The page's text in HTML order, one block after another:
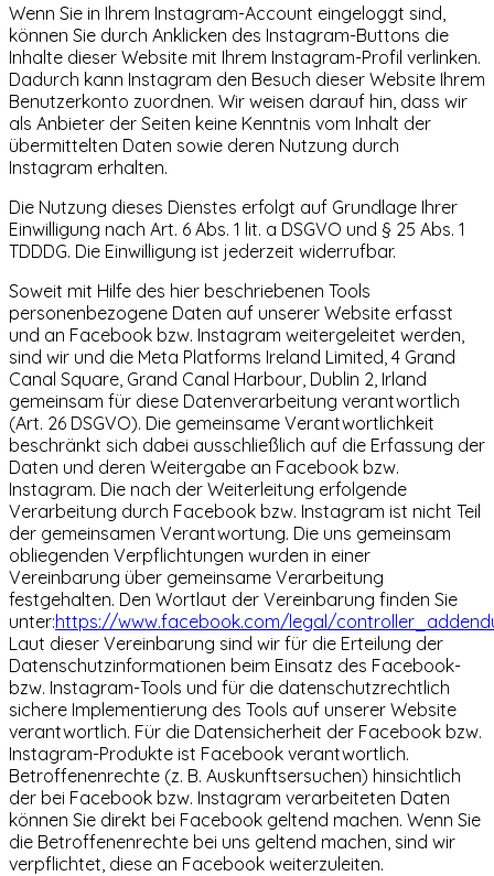
Wenn Sie in Ihrem Instagram-Account eingeloggt sind,
können Sie durch Anklicken des Instagram-Buttons die
Inhalte dieser Website mit Ihrem Instagram-Profil verlinken.
Dadurch kann Instagram den Besuch dieser Website Ihrem
Benutzerkonto zuordnen. Wir weisen darauf hin, dass wir
als Anbieter der Seiten keine Kenntnis vom Inhalt der
übermittelten Daten sowie deren Nutzung durch
Instagram erhalten.
Die Nutzung dieses Dienstes erfolgt auf Grundlage Ihrer
Einwilligung nach Art. 6 Abs. 1 lit. a DSGVO und § 25 Abs. 1
TDDDG. Die Einwilligung ist jederzeit widerrufbar.
Soweit mit Hilfe des hier beschriebenen Tools
personenbezogene Daten auf unserer Website erfasst
und an Facebook bzw. Instagram weitergeleitet werden,
sind wir und die Meta Platforms Ireland Limited, 4 Grand
Canal Square, Grand Canal Harbour, Dublin 2, Irland
gemeinsam für diese Datenverarbeitung verantwortlich
(Art. 26 DSGVO). Die gemeinsame Verantwortlichkeit
beschränkt sich dabei ausschließlich auf die Erfassung der
Daten und deren Weitergabe an Facebook bzw.
Instagram. Die nach der Weiterleitung erfolgende
Verarbeitung durch Facebook bzw. Instagram ist nicht Teil
der gemeinsamen Verantwortung. Die uns gemeinsam
obliegenden Verpflichtungen wurden in einer
Vereinbarung über gemeinsame Verarbeitung
festgehalten. Den Wortlaut der Vereinbarung finden Sie
unter:https://www.facebook.com/legal/
Laut dieser Vereinbarung sind wir für die Erteilung der
Datenschutzinformationen beim Einsatz des Facebook-
bzw. Instagram-Tools und für die datenschutzrechtlich
sichere Implementierung des Tools auf unserer Website
verantwortlich. Für die Datensicherheit der Facebook bzw.
Instagram-Produkte ist Facebook verantwortlich.
Betroffenenrechte (z. B. Auskunftsersuchen) hinsichtlich
der bei Facebook bzw. Instagram verarbeiteten Daten
können Sie direkt bei Facebook geltend machen. Wenn Sie
die Betroffenenrechte bei uns geltend machen, sind wir
verpflichtet, diese an Facebook weiterzuleiten.